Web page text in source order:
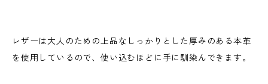
レザーは大人のための上品なしっかりとした厚みのある本革
を使用しているので、使い込むほどに手に馴染んできます。